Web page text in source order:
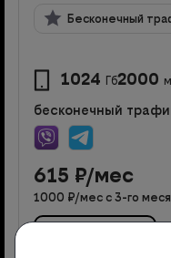
Бесконечный
1024 Гб2000
бесконечный
615 ₽/мес
1000 ₽/мес с 3-го